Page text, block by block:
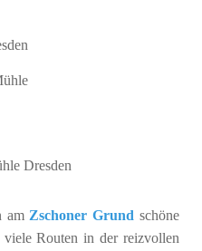
am Zschoner Grund schöne
Routen in der reizvollen